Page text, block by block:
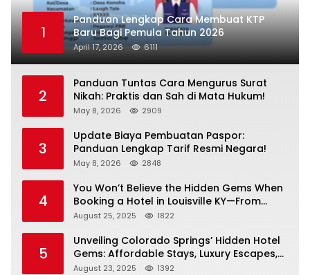
1
Panduan Lengkap Cara Membuat KTP
Baru Bagi Pemula Tahun 2026
April 17, 2026 6111
2
Panduan Tuntas Cara Mengurus Surat
Nikah: Praktis dan Sah di Mata Hukum!
May 8, 2026 2909
3
Update Biaya Pembuatan Paspor:
Panduan Lengkap Tarif Resmi Negara!
May 8, 2026 2848
4
You Won’t Believe the Hidden Gems When
Booking a Hotel in Louisville KY—From
Cheap to Luxe!
August 25, 2025 1822
5
Unveiling Colorado Springs’ Hidden Hotel
Gems: Affordable Stays, Luxury Escapes,
and Everything In Between!
August 23, 2025 1392